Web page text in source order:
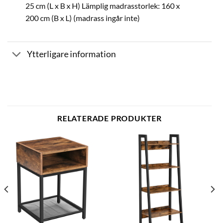
25 cm (L x B x H) Lämplig madrasstorlek: 160 x
200 cm (B x L) (madrass ingår inte)
Ytterligare information
RELATERADE PRODUKTER